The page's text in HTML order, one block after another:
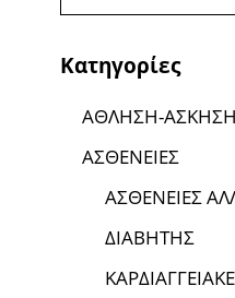
Κατηγορίες
ΑΘΛΗΣΗ-ΑΣΚΗΣΗ
ΑΣΘΕΝΕΙΕΣ
ΑΣΘΕΝΕΙΕΣ
ΔΙΑΒΗΤΗΣ